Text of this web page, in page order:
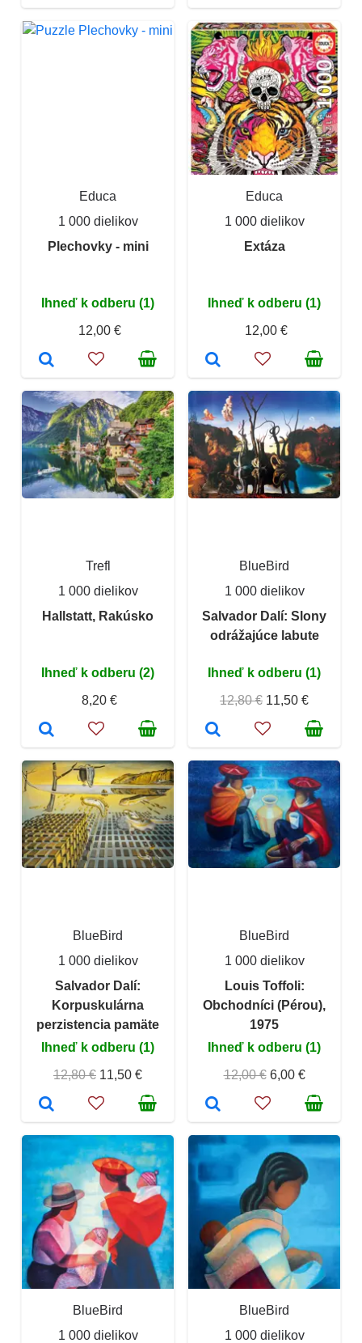
Educa
1 000 dielikov
Plechovky - mini
Ihneď k odberu (1)
12,00 €
Educa
1 000 dielikov
Extáza
Ihneď k odberu (1)
12,00 €
Trefl
1 000 dielikov
Hallstatt, Rakúsko
Ihneď k odberu (2)
8,20 €
BlueBird
1 000 dielikov
Salvador Dalí: Slony
odrážajúce labute
Ihneď k odberu (1)
12,80 € 11,50 €
BlueBird
1 000 dielikov
Salvador Dalí:
Korpuskulárna
perzistencia pamäte
Ihneď k odberu (1)
12,80 € 11,50 €
BlueBird
1 000 dielikov
Louis Toffoli:
Obchodníci (Pérou),
1975
Ihneď k odberu (1)
12,00 € 6,00 €
BlueBird
1 000 dielikov
BlueBird
1 000 dielikov